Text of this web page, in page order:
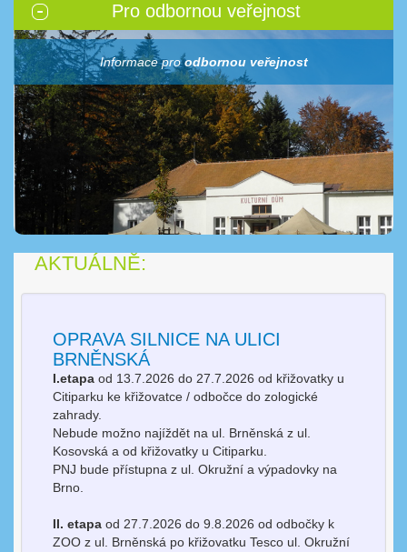
Pro odbornou veřejnost
Informace proodbornou veřejnost
AKTUÁLNĚ:
OPRAVA SILNICE NA ULICI
BRNĚNSKÁ
I.etapa od 13.7.2026 do 27.7.2026 od křižovatky u
Citiparku ke křižovatce / odbočce do zologické
zahrady.
Nebude možno najíždět na ul. Brněnská z ul.
Kosovská a od křižovatky u Citiparku.
PNJ bude přístupna z ul. Okružní a výpadovky na
Brno.
II. etapaod 27.7.2026 do 9.8.2026 od odbočky k
ZOO z ul. Brněnská po křižovatku Tesco ul. Okružní